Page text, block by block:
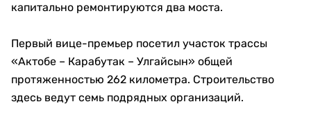
капитально ремонтируются два моста.
Первый вице-премьер посетил участок трассы
«Актобе – Карабутак – Улгайсын» общей
протяженностью 262 километра. Строительство
здесь ведут семь подрядных организаций.